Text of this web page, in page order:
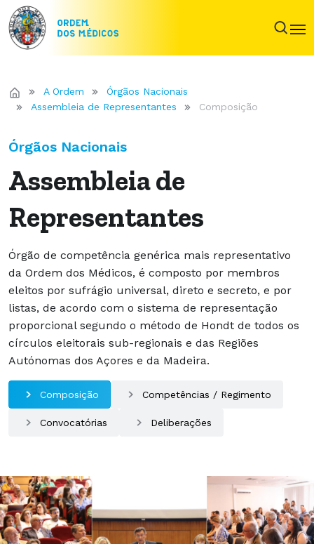
A Ordem
Órgãos Nacionais
Assembleia de Representantes
Composição
Órgãos Nacionais
Assembleia de
Representantes
Órgão de competência genérica mais representativo
da Ordem dos Médicos, é composto por membros
eleitos por sufrágio universal, direto e secreto, e por
listas, de acordo com o sistema de representação
proporcional segundo o método de Hondt de todos os
círculos eleitorais sub-regionais e das Regiões
Autónomas dos Açores e da Madeira.
Composição Competências / Regimento
Convocatórias Deliberações